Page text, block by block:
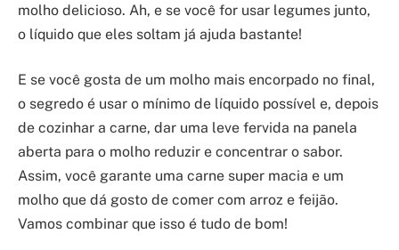
molho delicioso. Ah, e se você for usar legumes junto,
o líquido que eles soltam já ajuda bastante!
E se você gosta de um molho mais encorpado no final,
o segredo é usar o mínimo de líquido possível e, depois
de cozinhar a carne, dar uma leve fervida na panela
aberta para o molho reduzir e concentrar o sabor.
Assim, você garante uma carne super macia e um
molho que dá gosto de comer com arroz e feijão.
Vamos combinar que isso é tudo de bom!